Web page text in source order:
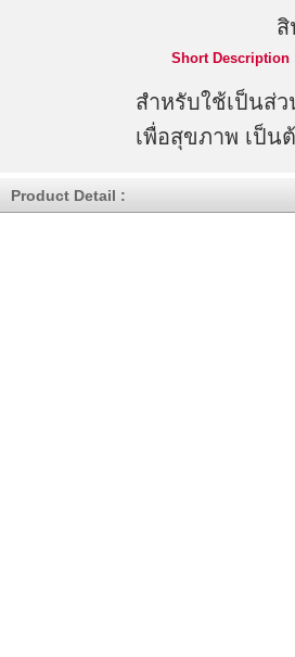
Short Description
สำหรับใช้เป็นส่
เพื่อสุขภาพ เป็น
Product Detail :